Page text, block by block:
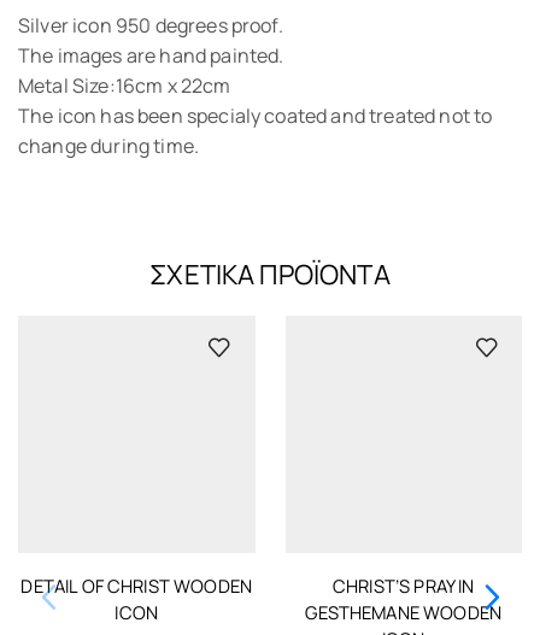
Silver icon 950 degrees proof.
The images are hand painted.
Metal Size:16cm x 22cm
The icon has been specialy coated and treated not to
change during time.
ΣΧΕΤΙΚΆ ΠΡΟΪΌΝΤΑ
DETAIL OF CHRIST WOODEN
ICON
CHRIST’S PRAY IN
GESTHEMANE WOODEN